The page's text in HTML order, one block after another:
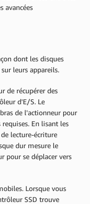
avancées
dont les disques
leurs appareils.
de récupérer des
d'E/S. Le
de l'actionneur pour
En lisant les
lecture-écriture
dur mesure le
pour se déplacer vers
Lorsque vous
SSD trouve